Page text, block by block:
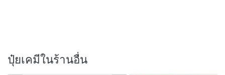
ปุ๋ยเคมีในร้านอื่น